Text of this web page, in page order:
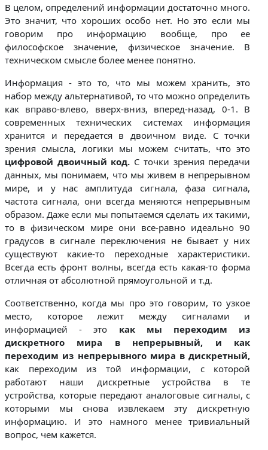
В целом, определений информации достаточно много.
Это значит, что хороших особо нет. Но это если мы
говорим про информацию вообще, про ее
философское значение, физическое значение. В
техническом смысле более менее понятно.
Информация - это то, что мы можем хранить, это
набор между альтернативой, то что можно определить
как вправо-влево, вверх-вниз, вперед-назад, 0-1. В
современных технических системах информация
хранится и передается в двоичном виде. С точки
зрения смысла, логики мы можем считать, что это
цифровой двоичный код. С точки зрения передачи
данных, мы понимаем, что мы живем в непрерывном
мире, и у нас амплитуда сигнала, фаза сигнала,
частота сигнала, они всегда меняются непрерывным
образом. Даже если мы попытаемся сделать их такими,
то в физическом мире они все-равно идеально 90
градусов в сигнале переключения не бывает у них
существуют какие-то переходные характеристики.
Всегда есть фронт волны, всегда есть какая-то форма
отличная от абсолютной прямоугольной и т.д.
Соответственно, когда мы про это говорим, то узкое
место, которое лежит между сигналами и
информацией - это как мы переходим из
дискретного мира в непрерывный, и как
переходим из непрерывного мира в дискретный,
как переходим из той информации, с которой
работают наши дискретные устройства в те
устройства, которые передают аналоговые сигналы, с
которыми мы снова извлекаем эту дискретную
информацию. И это намного менее тривиальный
вопрос, чем кажется.